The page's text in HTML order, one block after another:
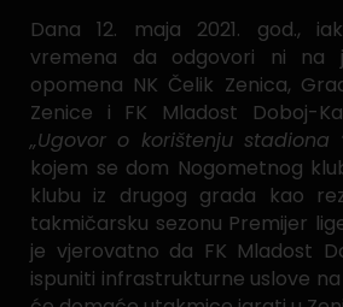
Dana 12. maja 2021. god.,
vremena da odgovori ni na
opomena NK Čelik Zenica,
Zenice i FK Mladost Doboj-
„Ugovor o korištenju stadiona
kojem se dom Nogometnog
klubu iz drugog grada kao
takmičarsku sezonu Premijer
je vjerovatno da FK Mladost
ispuniti infrastrukturne uslove